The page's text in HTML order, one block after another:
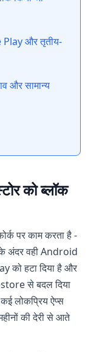
Play और तृतीय-
और सामान्य
को ब्लॉक
पर काम करता है -
अंदर वही Android
को हटा दिया है और
से बदल दिया
लोकप्रिय ऐप्स
की देरी से आते